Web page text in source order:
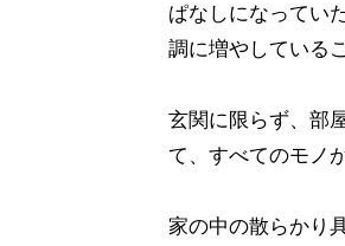
ぱなしになってい
調に増やしている
玄関に限らず、部
て、すべてのモノ
家の中の散らかり